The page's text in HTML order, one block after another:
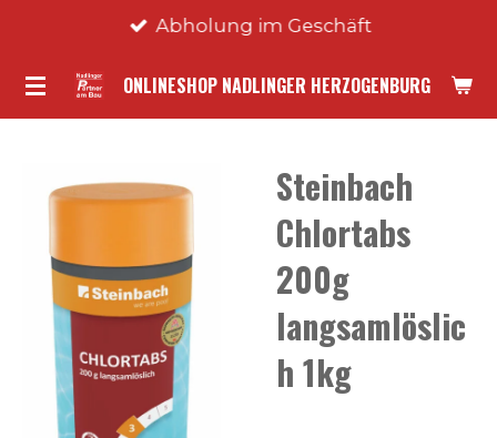
springen
ONLINESHOP NADLINGER HERZOGENBURG
Abholung im Geschäft
Steinbach
Chlortabs
200g
langsamlöslic
h 1kg